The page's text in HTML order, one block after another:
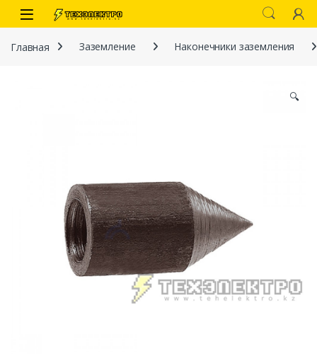
Перейти к навигации
перейти к содержанию
Open
Главная Заземление Наконечники заземления
🔍